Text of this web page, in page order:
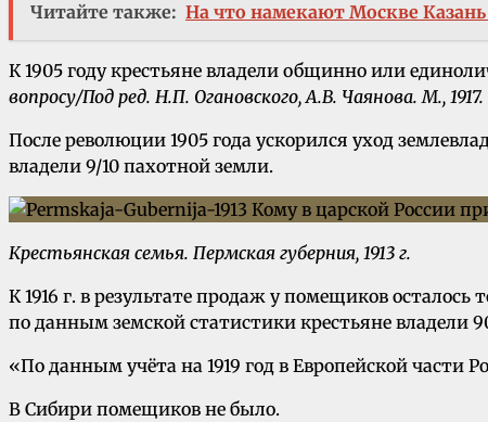
Читайте также: На что намекают Москве Казань
К 1905 году крестьяне владели общинно или
вопросу/Под ред. Н.П. Огановского, А.В. Чаянова. М., 1917.
После революции 1905 года ускорился уход
владели 9/10 пахотной земли.
Крестьянская семья. Пермская губерния, 1913 г.
К 1916 г. в результате продаж у помещиков
по данным земской статистики крестьяне владели
«По данным учёта на 1919 год в Европейской части
В Сибири помещиков не было.